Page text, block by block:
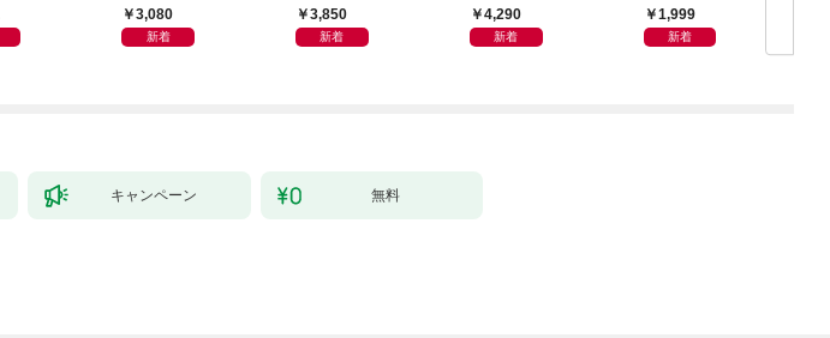
法・特別法ー 第３版
3,080
新着
版】3,850
新着
4,290
新着
はみな等しいのか
1,999
新着
キャンペーン 無料